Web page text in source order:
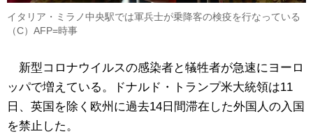
イタリア・ミラノ中央駅では軍兵士が乗降客の検疫を行なっている
（C）AFP=時事
新型コロナウイルスの感染者と犠牲者が急速にヨーロ
ッパで増えている。ドナルド・トランプ米大統領は11
日、 英国を除く欧州に過去14日間滞在した外国人の入国
を禁止した。